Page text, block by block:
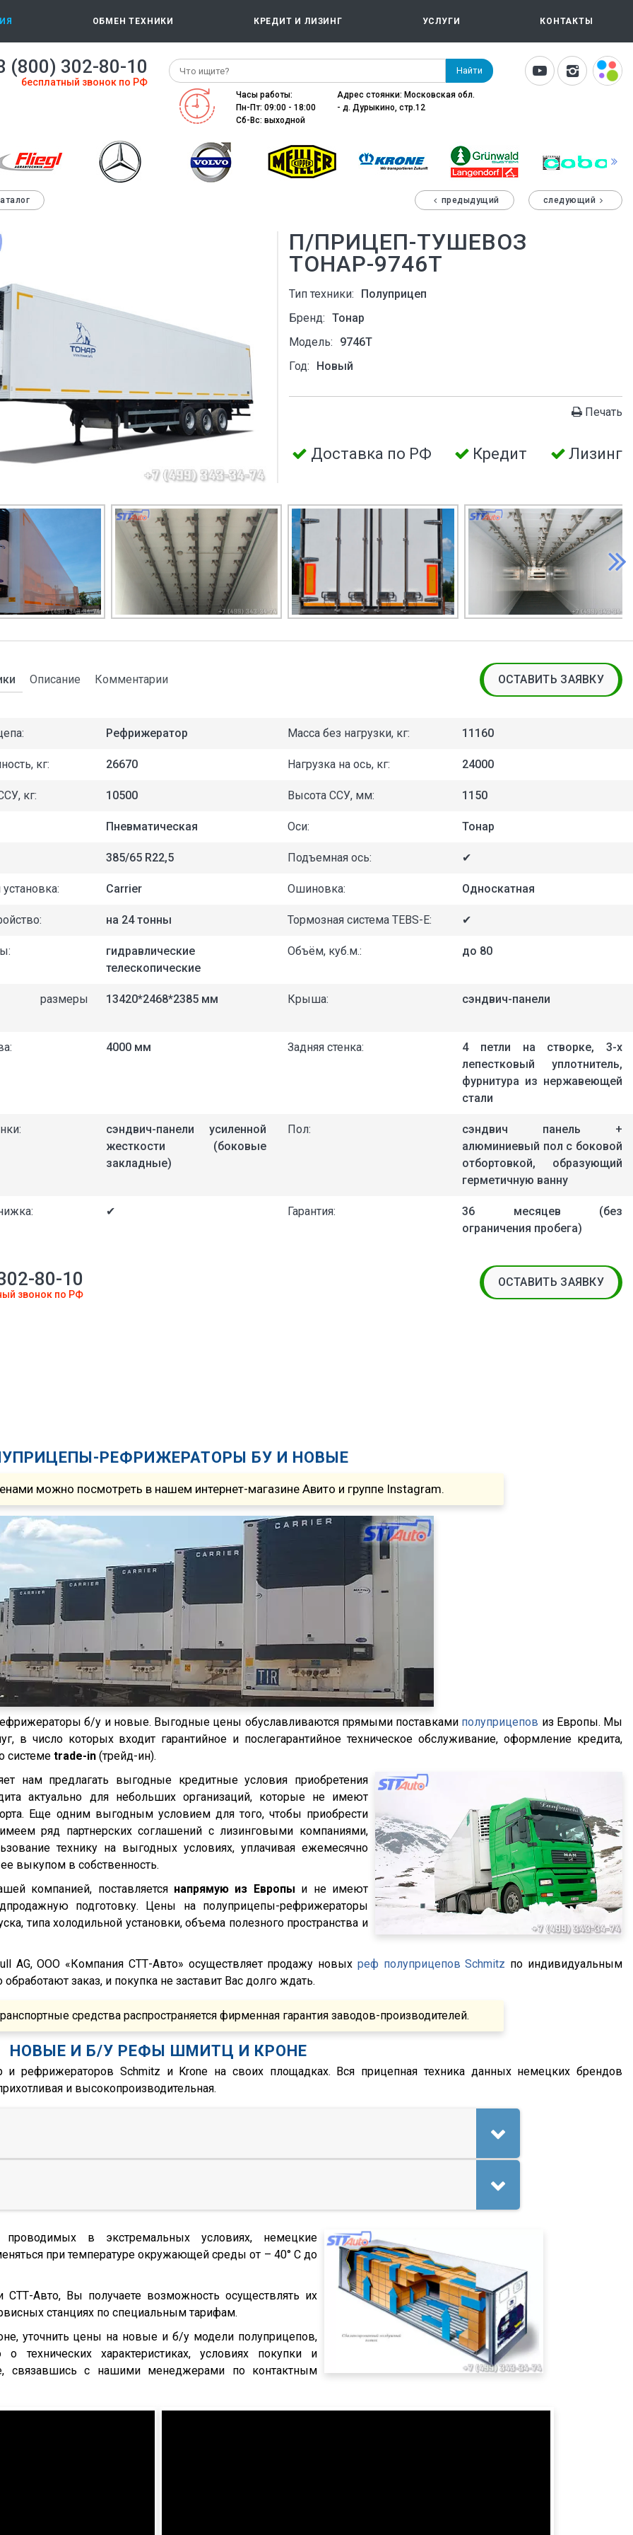
ОБМЕН ТЕХНИКИ КРЕДИТ И ЛИЗИНГ УСЛУГИ КОНТАКТЫ
(800) 302-80-10
бесплатный звонок по РФ
Найти
Часы работы:
Пн-Пт: 09:00 - 18:00
Сб-Вс: выходной
Адрес стоянки: Московская обл.
- д. Дурыкино, стр.12
предыдущий следующий
П/ПРИЦЕП-ТУШЕВОЗ
ТОНАР-9746Т
Тип техники:
Полуприцеп
Бренд: Тонар
Модель:
9746Т
Год:
Новый
Печать
Доставка по РФ Кредит Лизинг
Описание Комментарии ОСТАВИТЬ ЗАЯВКУ
Рефрижератор Масса без нагрузки, кг: 11160
кг: 26670 Нагрузка на ось, кг: 24000
кг: 10500 Высота ССУ, мм: 1150
Пневматическая Оси: Тонар
385/65 R22,5 Подъемная ось: ✔
Carrier Ошиновка: Односкатная
на 24 тонны Тормозная система TEBS-E: ✔
гидравлические
телескопические
Объём, куб.м.: до 80
размеры
13420*2468*2385 мм Крыша: сэндвич-панели
4000 мм Задняя стенка:
4 петли на створке, 3-х
лепестковый уплотнитель,
фурнитура из нержавеющей
стали
сэндвич-панели усиленной
жесткости (боковые
закладные)
Пол:
сэндвич панель +
алюминиевый пол с боковой
отбортовкой, образующий
герметичную ванну
✔ Гарантия:
36 месяцев (без
ограничения пробега)
80-10
звонок по РФ
ОСТАВИТЬ ЗАЯВКУ
РЕФРИЖЕРАТОРЫ БУ И НОВЫЕ
можно посмотреть в нашем интернет-магазине Авито и группе Instagram.
б/у и новые. Выгодные цены обуславливаются прямыми поставками полуприцепов из Европы. Мы
в число которых входит гарантийное и послегарантийное техническое обслуживание, оформление кредита,
системе trade-in (трейд-ин).
нам предлагать выгодные кредитные условия приобретения
актуально для небольших организаций, которые не имеют
Еще одним выгодным условием для того, чтобы приобрести
ряд партнерских соглашений с лизинговыми компаниями,
технику на выгодных условиях, уплачивая ежемесячно
выкупом в собственность.
компанией, поставляется напрямую из Европы и не имеют
подготовку. Цены на полуприцепы-рефрижераторы
типа холодильной установки, объема полезного пространства и
AG, ООО «Компания СТТ-Авто» осуществляет продажу новых реф полуприцепов Schmitz по индивидуальным
заказ, и покупка не заставит Вас долго ждать.
средства распространяется фирменная гарантия заводов-производителей.
НОВЫЕ И Б/У РЕФЫ ШМИТЦ И КРОНЕ
рефрижераторов Schmitz и Krone на своих площадках. Вся прицепная техника данных немецких брендов
и высокопроизводительная.
проводимых в экстремальных условиях, немецкие
при температуре окружающей среды от – 40° С до
Авто, Вы получаете возможность осуществлять их
станциях по специальным тарифам.
уточнить цены на новые и б/у модели полуприцепов,
технических характеристиках, условиях покупки и
связавшись с нашими менеджерами по контактным